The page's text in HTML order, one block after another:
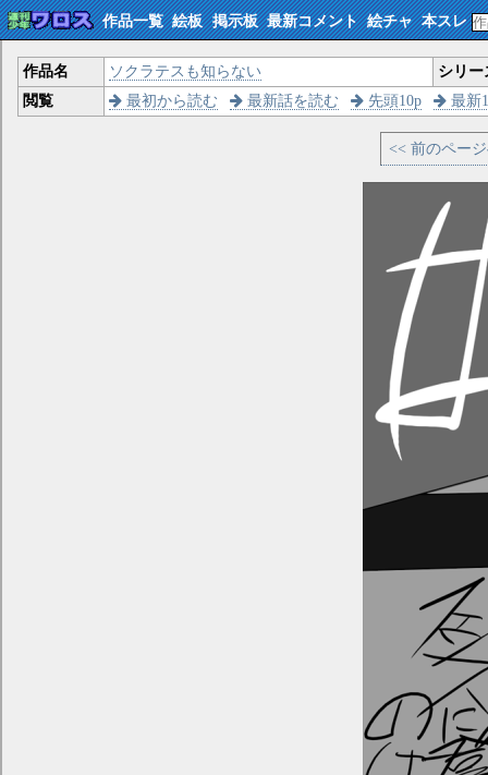
作品一覧 絵板 掲示板 最新コメント 絵チャ 本スレ
作品名 ソクラテスも知らない
シリー
閲覧
最初から読む 最新話を読む 先頭10p 最新
<< 前のペー